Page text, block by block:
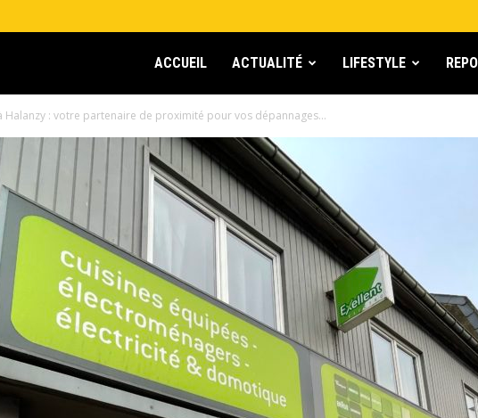
ACCUEIL ACTUALITÉ LIFESTYLE
Halanzy : votre partenaire de proximité pour vos dépannages...